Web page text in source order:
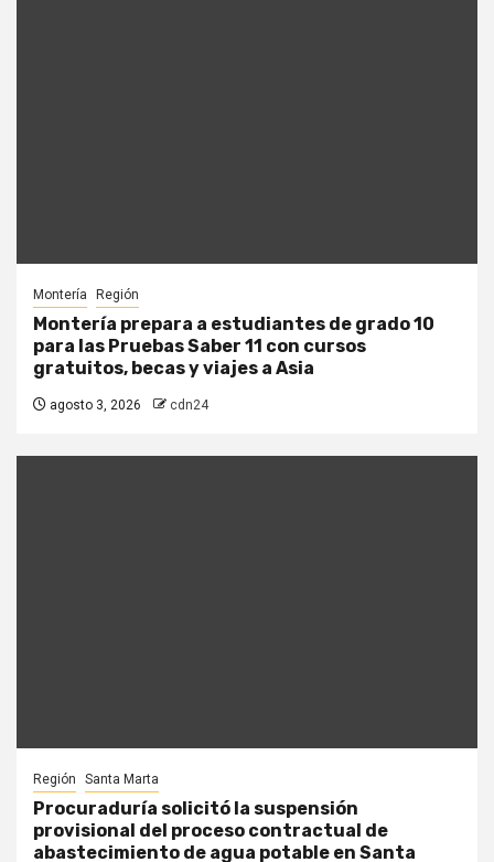
Montería Región
Montería prepara a estudiantes de grado 10
para las Pruebas Saber 11 con cursos
gratuitos, becas y viajes a Asia
agosto 3, 2026 cdn24
Región Santa Marta
Procuraduría solicitó la suspensión
provisional del proceso contractual de
abastecimiento de agua potable en Santa